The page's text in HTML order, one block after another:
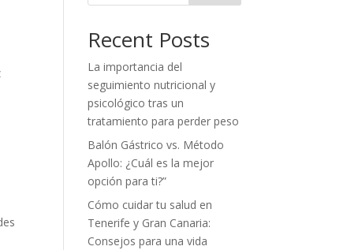
Recent Posts
La importancia del
seguimiento nutricional y
psicológico tras un
tratamiento para perder peso
Balón Gástrico vs. Método
Apollo: ¿Cuál es la mejor
opción para ti?”
Cómo cuidar tu salud en
Tenerife y Gran Canaria:
Consejos para una vida